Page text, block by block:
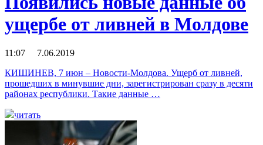
ущербе от ливней в Молдове
11:07 7.06.2019
КИШИНЕВ, 7 июн – Новости-Молдова. Ущерб от ливней,
прошедших в минувшие дни, зарегистрирован сразу в десяти
районах республики. Такие данные …
читать